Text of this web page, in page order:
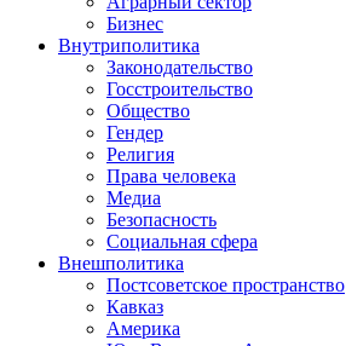
Бизнес
Внутриполитика
Законодательство
Госстроительство
Общество
Гендер
Религия
Права человека
Медиа
Безопасность
Социальная сфера
Внешполитика
Постсоветское пространство
Кавказ
Америка